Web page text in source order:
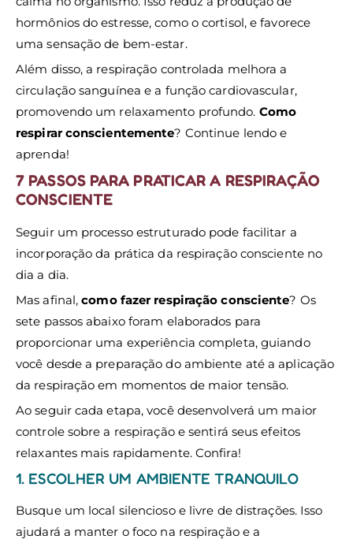
hormônios do estresse, como o cortisol, e favorece
uma sensação de bem-estar.
Além disso, a respiração controlada melhora a
circulação sanguínea e a função cardiovascular,
promovendo um relaxamento profundo. Como
respirar conscientemente? Continue lendo e
aprenda!
7 PASSOS PARA PRATICAR A RESPIRAÇÃO
CONSCIENTE
Seguir um processo estruturado pode facilitar a
incorporação da prática da respiração consciente no
dia a dia.
Mas afinal, como fazer respiração consciente? Os
sete passos abaixo foram elaborados para
proporcionar uma experiência completa, guiando
você desde a preparação do ambiente até a aplicação
da respiração em momentos de maior tensão.
Ao seguir cada etapa, você desenvolverá um maior
controle sobre a respiração e sentirá seus efeitos
relaxantes mais rapidamente. Confira!
1. ESCOLHER UM AMBIENTE TRANQUILO
Busque um local silencioso e livre de distrações. Isso
ajudará a manter o foco na respiração e a